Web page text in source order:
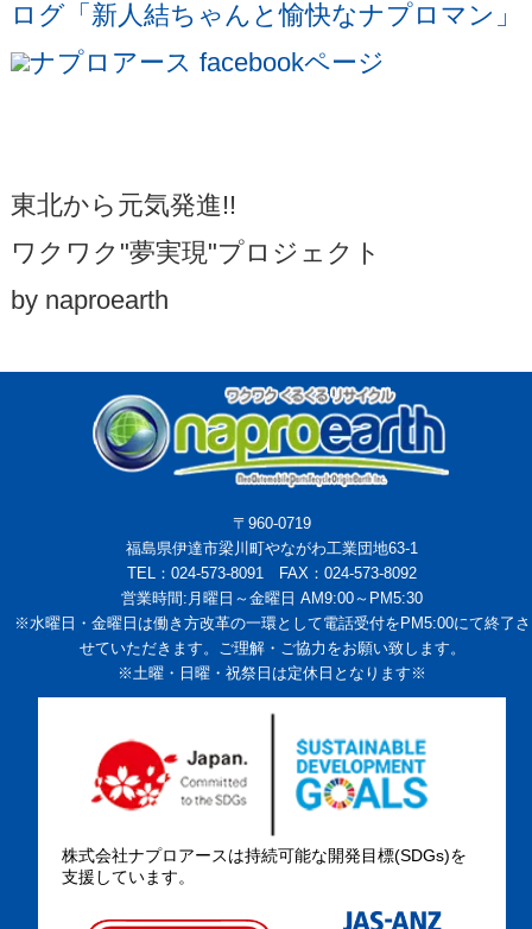
ログ「新人結ちゃんと愉快なナプロマン」
ナプロアース facebookページ
東北から元気発進!!
ワクワク"夢実現"プロジェクト
by naproearth
〒960-0719
福島県伊達市梁川町やながわ工業団地63-1
TEL：024-573-8091 FAX：024-573-8092
営業時間:月曜日～金曜日 AM9:00～PM5:30
※水曜日・金曜日は働き方改革の一環として電話受付をPM5:00にて終了さ
せていただきます。ご理解・ご協力をお願い致します。
※土曜・日曜・祝祭日は定休日となります※
株式会社ナプロアースは持続可能な開発目標(SDGs)を
支援しています。